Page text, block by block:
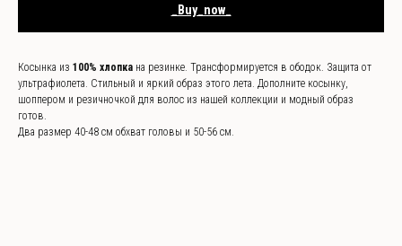
_Buy_now_
Косынка из 100% хлопка на резинке. Трансформируется в ободок. Защита от
ультрафиолета. Стильный и яркий образ этого лета. Дополните косынку,
шоппером и резичночкой для волос из нашей коллекции и модный образ
готов.
Два размер 40-48 см обхват головы и 50-56 см.